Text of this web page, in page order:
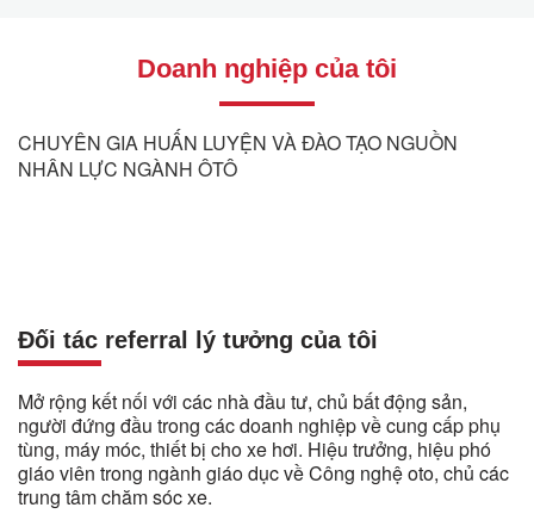
Doanh nghiệp của tôi
CHUYÊN GIA HUẤN LUYỆN VÀ ĐÀO TẠO NGUỒN
NHÂN LỰC NGÀNH ÔTÔ
Đối tác referral lý tưởng của tôi
Mở rộng kết nối với các nhà đầu tư, chủ bất động sản,
người đứng đầu trong các doanh nghiệp về cung cấp phụ
tùng, máy móc, thiết bị cho xe hơi. Hiệu trưởng, hiệu phó
giáo viên trong ngành giáo dục về Công nghệ oto, chủ các
trung tâm chăm sóc xe.